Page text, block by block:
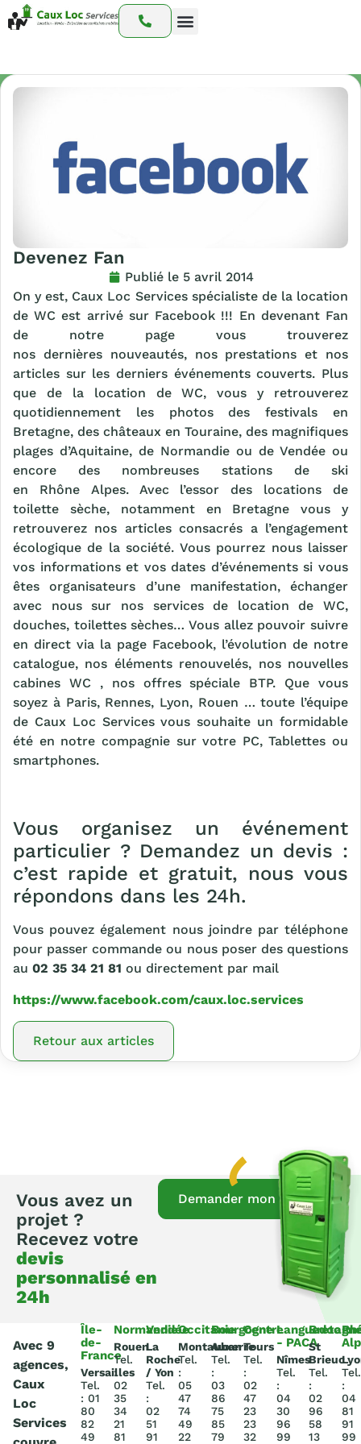
Devenez Fan
Publié le 5 avril 2014
On y est, Caux Loc Services spécialiste de la location
de WC est arrivé sur Facebook !!! En devenant Fan
de notre page vous trouverez
nos dernières nouveautés, nos prestations et nos
articles sur les derniers événements couverts. Plus
que de la location de WC, vous y retrouverez
quotidiennement les photos des festivals en
Bretagne, des châteaux en Touraine, des magnifiques
plages d’Aquitaine, de Normandie ou de Vendée ou
encore des nombreuses stations de ski
en Rhône Alpes. Avec l’essor des locations de
toilette sèche, notamment en Bretagne vous y
retrouverez nos articles consacrés a l’engagement
écologique de la société. Vous pourrez nous laisser
vos informations et vos dates d’événements si vous
êtes organisateurs d’une manifestation, échanger
avec nous sur nos services de location de WC,
douches, toilettes sèches… Vous allez pouvoir suivre
en direct via la page Facebook, l’évolution de notre
catalogue, nos éléments renouvelés, nos nouvelles
cabines WC , nos offres spéciale BTP. Que vous
soyez à Paris, Rennes, Lyon, Rouen … toute l’équipe
de Caux Loc Services vous souhaite un formidable
été en notre compagnie sur votre PC, Tablettes ou
smartphones.
Vous organisez un événement
particulier ? Demandez un devis :
c’est rapide et gratuit, nous vous
répondons dans les 24h.
Vous pouvez également nous joindre par téléphone
pour passer commande ou nous poser des questions
au 02 35 34 21 81 ou directement par mail
https://www.facebook.com/caux.loc.services
Retour aux articles
Vous avez un
projet ?
Recevez votre
devis
personnalisé en
24h
Demander mon devis
Avec 9
agences,
Caux
Loc
Services
Île-
de-
France
Versailles
Tel.
: 01
80
82
49
Normandie
Rouen
Tel.
:
02
35
34
21
81
Vendée
La
Roche
/ Yon
Tel.
:
02
51
91
Occitanie
Montauban
Tel.
:
05
47
74
49
22
Bourgogne
Auxerre
Tel.
:
03
86
75
85
79
Centre
Tours
Tel.
:
02
47
23
23
32
Languedoc
- PACA
Nîmes
Tel.
:
04
30
96
99
St
Brieuc
Tel.
:
02
96
58
13
Tel.
:
04
81
91
99